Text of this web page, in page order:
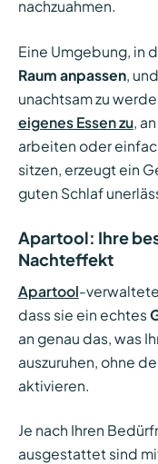
nachzuahmen.
Eine Umgebung, in
Raum anpassen,
unachtsam zu
eigenes Essen zu,
arbeiten oder
sitzen, erzeugt ein
guten Schlaf
Apartool: Ihre
Nachteffekt
Apartool-
dass sie ein echtes
an genau das, was
auszuruhen, ohne
aktivieren.
Je nach Ihren
ausgestattet sind